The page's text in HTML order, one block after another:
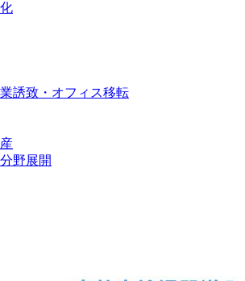
誘致・オフィス移転
野展開